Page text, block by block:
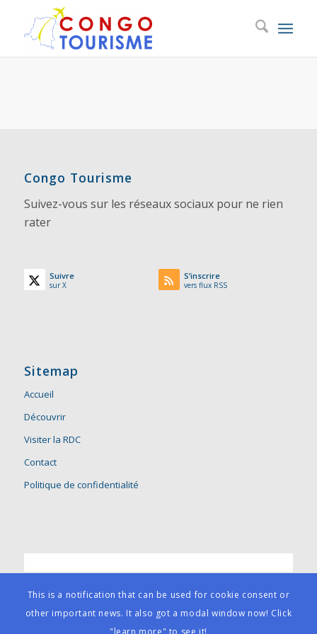
Congo Tourisme
Suivez-vous sur les réseaux sociaux pour ne rien
rater
Suivre
sur X
S’inscrire
vers flux RSS
Sitemap
Accueil
Découvrir
Visiter la RDC
Contact
Politique de confidentialité
This is a notification that can be used for cookie consent or
other important news. It also got a modal window now! Click
"learn more" to see it!